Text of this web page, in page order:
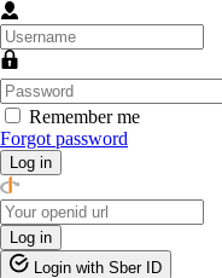
Remember me
Forgot password
Log in
Log in
Login with Sber ID